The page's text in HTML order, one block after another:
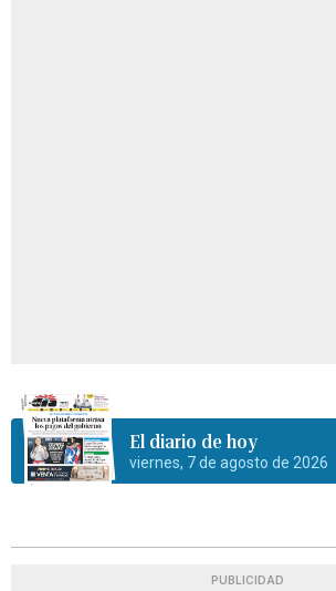
El diario de hoy
viernes, 7 de agosto de 2026
PUBLICIDAD